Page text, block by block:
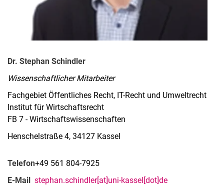
Dr. Stephan Schindler
Wissenschaftlicher Mitarbeiter
Fachgebiet Öffentliches Recht, IT-Recht und Umweltrecht
Institut für Wirtschaftsrecht
FB 7 - Wirtschaftswissenschaften
Henschelstraße 4, 34127 Kassel
Telefon+49 561 804-7925
E-Mail stephan.schindler[at]uni-kassel[dot]de